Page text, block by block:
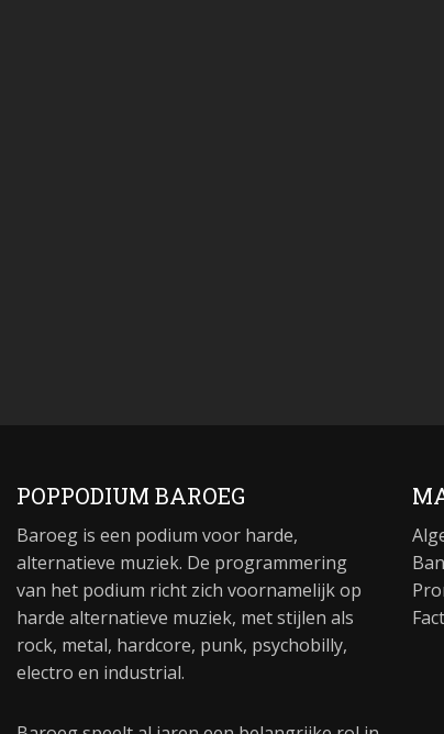
POPPODIUM BAROEG
Baroeg is een podium voor harde,
alternatieve muziek. De programmering
van het podium richt zich voornamelijk op
harde alternatieve muziek, met stijlen als
rock, metal, hardcore, punk, psychobilly,
electro en industrial.